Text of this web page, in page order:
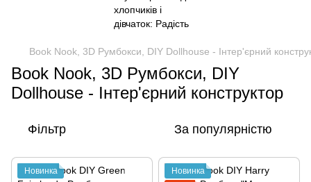
Book Nook, 3D Румбокси, DIY Dollhouse - Інтер'єрний
Book Nook, 3D Румбокси, DIY
Dollhouse - Інтер'єрний конструктор
Фільтр За популярністю
Новинка
Новинка